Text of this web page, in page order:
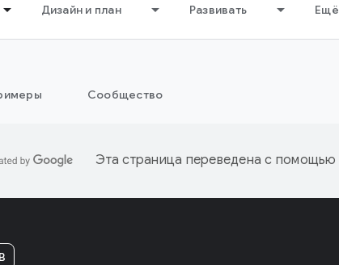
Дизайн и план Развивать Ещё
Сообщество
Эта страница переведена с помощью